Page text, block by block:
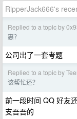
RipperJack666's
Replied to a topic by
惠？
公司出了一套考题
Replied to a topic by
该帮忙还？
前一段时间 QQ 好友
支吾吾的